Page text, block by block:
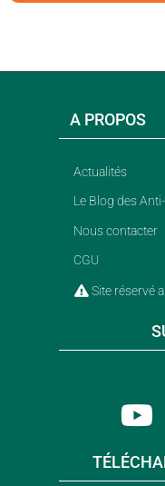
A PROPOS
Actualités
Le Blog des
Nous contacter
CGU
Site réservé